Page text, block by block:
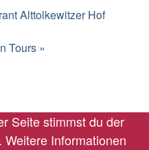
Alttolkewitzer Hof
Tours »
Seite stimmst du der
Weitere Informationen